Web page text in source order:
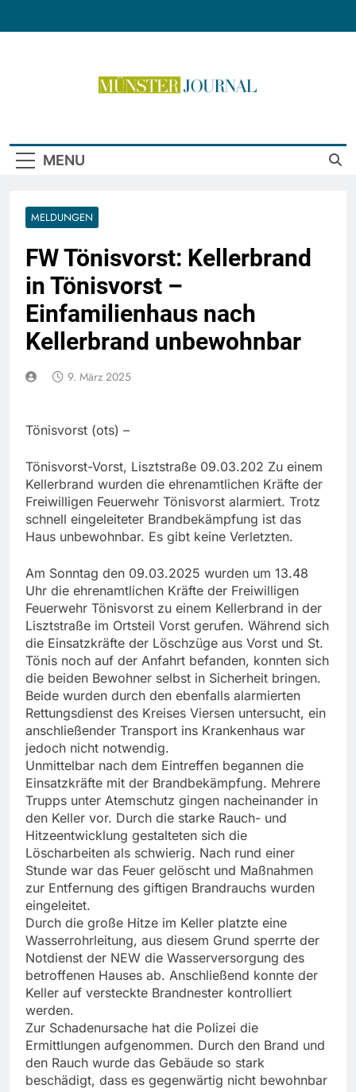
MENU
MELDUNGEN
FW Tönisvorst: Kellerbrand
in Tönisvorst –
Einfamilienhaus nach
Kellerbrand unbewohnbar
9. März 2025
Tönisvorst (ots) –
Tönisvorst-Vorst, Lisztstraße 09.03.202 Zu einem
Kellerbrand wurden die ehrenamtlichen Kräfte der
Freiwilligen Feuerwehr Tönisvorst alarmiert. Trotz
schnell eingeleiteter Brandbekämpfung ist das
Haus unbewohnbar. Es gibt keine Verletzten.
Am Sonntag den 09.03.2025 wurden um 13.48
Uhr die ehrenamtlichen Kräfte der Freiwilligen
Feuerwehr Tönisvorst zu einem Kellerbrand in der
Lisztstraße im Ortsteil Vorst gerufen. Während sich
die Einsatzkräfte der Löschzüge aus Vorst und St.
Tönis noch auf der Anfahrt befanden, konnten sich
die beiden Bewohner selbst in Sicherheit bringen.
Beide wurden durch den ebenfalls alarmierten
Rettungsdienst des Kreises Viersen untersucht, ein
anschließender Transport ins Krankenhaus war
jedoch nicht notwendig.
Unmittelbar nach dem Eintreffen begannen die
Einsatzkräfte mit der Brandbekämpfung. Mehrere
Trupps unter Atemschutz gingen nacheinander in
den Keller vor. Durch die starke Rauch- und
Hitzeentwicklung gestalteten sich die
Löscharbeiten als schwierig. Nach rund einer
Stunde war das Feuer gelöscht und Maßnahmen
zur Entfernung des giftigen Brandrauchs wurden
eingeleitet.
Durch die große Hitze im Keller platzte eine
Wasserrohrleitung, aus diesem Grund sperrte der
Notdienst der NEW die Wasserversorgung des
betroffenen Hauses ab. Anschließend konnte der
Keller auf versteckte Brandnester kontrolliert
werden.
Zur Schadenursache hat die Polizei die
Ermittlungen aufgenommen. Durch den Brand und
den Rauch wurde das Gebäude so stark
beschädigt, dass es gegenwärtig nicht bewohnbar